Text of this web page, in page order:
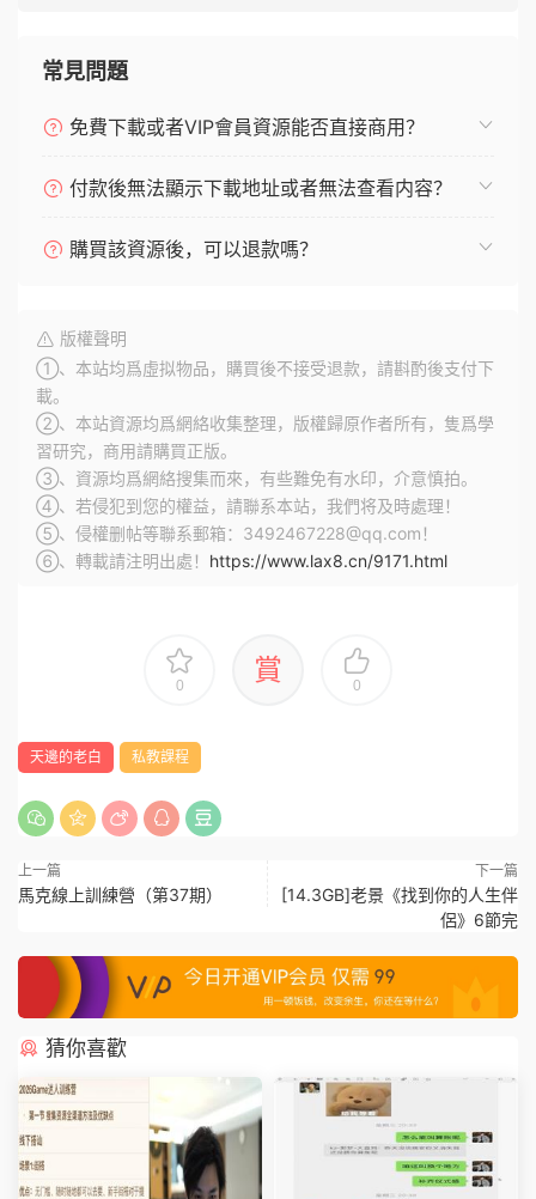
常見問題
免費下載或者VIP會員資源能否直接商用？
付款後無法顯示下載地址或者無法查看内容？
購買該資源後，可以退款嗎？
版權聲明
①、本站均爲虛拟物品，購買後不接受退款，請斟酌後支付下
載。
②、本站資源均爲網絡收集整理，版權歸原作者所有，隻爲學
習研究，商用請購買正版。
③、資源均爲網絡搜集而來，有些難免有水印，介意慎拍。
④、若侵犯到您的權益，請聯系本站，我們将及時處理！
⑤、侵權删帖等聯系郵箱：3492467228@qq.com！
⑥、轉載請注明出處！ https://www.lax8.cn/9171.html
0 賞 0
天邊的老白 私教課程
上一篇
馬克線上訓練營（第37期）
下一篇
[14.3GB]老景《找到你的人生伴
侶》6節完
猜你喜歡